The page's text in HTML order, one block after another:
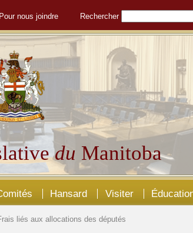
Pour nous joindre Rechercher
du Manitoba
Hansard Visiter
liés aux allocations des députés